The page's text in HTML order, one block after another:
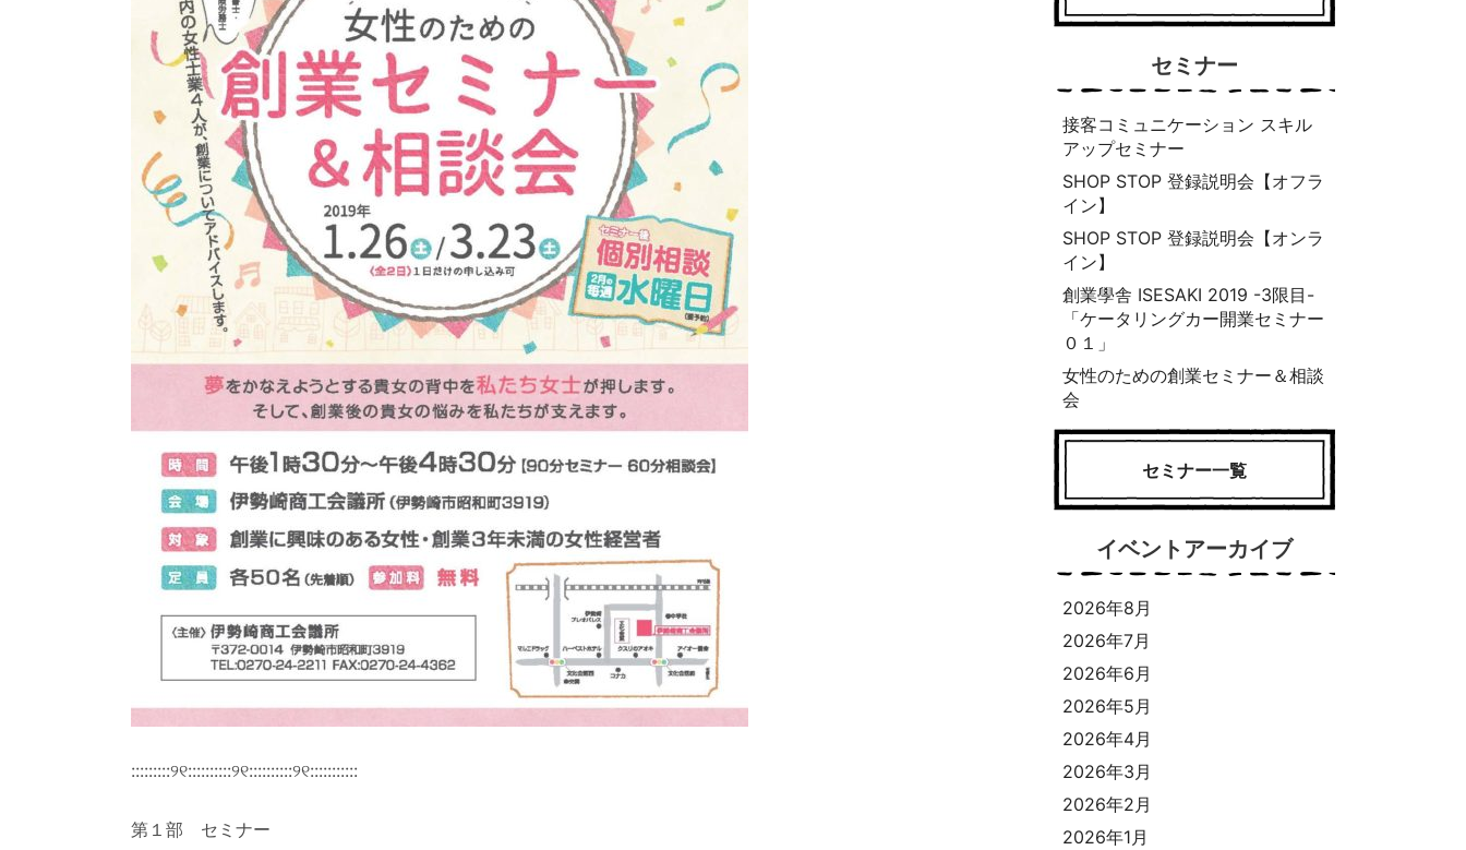
:::::::::୨୧::::::::::୨୧::::::::::୨୧:::::::::::
第１部 セミナー
セミナー
接客コミュニケーション スキル
アップセミナー
SHOP STOP 登録説明会【オフラ
イン】
SHOP STOP 登録説明会【オンラ
イン】
創業學舎 ISESAKI 2019 -3限目-
「ケータリングカー開業セミナー
０１」
女性のための創業セミナー＆相談
会
セミナー一覧
イベントアーカイブ
2026年8月
2026年7月
2026年6月
2026年5月
2026年4月
2026年3月
2026年2月
2026年1月